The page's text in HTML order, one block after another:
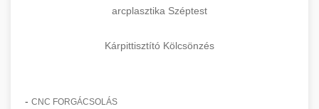
arcplasztika Széptest
Kárpittisztító Kölcsönzés
- CNC FORGÁCSOLÁS